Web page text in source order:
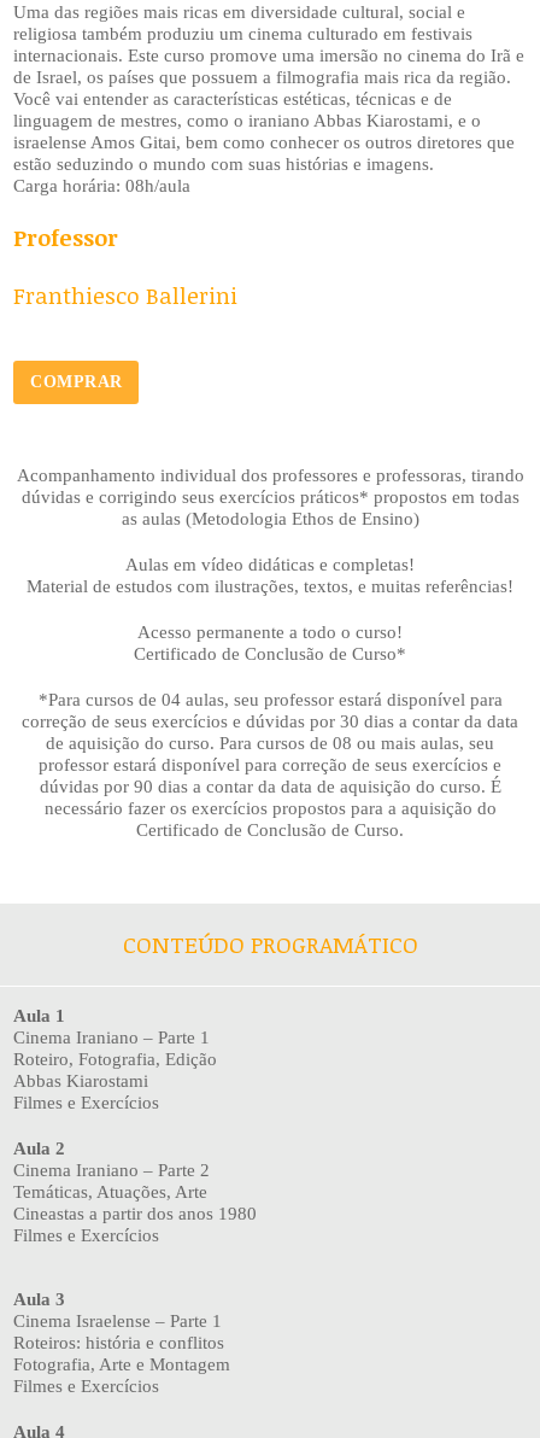
Uma das regiões mais ricas em diversidade cultural, social e
religiosa também produziu um cinema culturado em festivais
internacionais. Este curso promove uma imersão no cinema do Irã e
de Israel, os países que possuem a filmografia mais rica da região.
Você vai entender as características estéticas, técnicas e de
linguagem de mestres, como o iraniano Abbas Kiarostami, e o
israelense Amos Gitai, bem como conhecer os outros diretores que
estão seduzindo o mundo com suas histórias e imagens.
Carga horária: 08h/aula
Professor
Franthiesco Ballerini
COMPRAR
Acompanhamento individual dos professores e professoras, tirando
dúvidas e corrigindo seus exercícios práticos* propostos em todas
as aulas (Metodologia Ethos de Ensino)
Aulas em vídeo didáticas e completas!
Material de estudos com ilustrações, textos, e muitas referências!
Acesso permanente a todo o curso!
Certificado de Conclusão de Curso*
*Para cursos de 04 aulas, seu professor estará disponível para
correção de seus exercícios e dúvidas por 30 dias a contar da data
de aquisição do curso. Para cursos de 08 ou mais aulas, seu
professor estará disponível para correção de seus exercícios e
dúvidas por 90 dias a contar da data de aquisição do curso. É
necessário fazer os exercícios propostos para a aquisição do
Certificado de Conclusão de Curso.
CONTEÚDO PROGRAMÁTICO
Aula 1
Cinema Iraniano – Parte 1
Roteiro, Fotografia, Edição
Abbas Kiarostami
Filmes e Exercícios
Aula 2
Cinema Iraniano – Parte 2
Temáticas, Atuações, Arte
Cineastas a partir dos anos 1980
Filmes e Exercícios
Aula 3
Cinema Israelense – Parte 1
Roteiros: história e conflitos
Fotografia, Arte e Montagem
Filmes e Exercícios
Aula 4